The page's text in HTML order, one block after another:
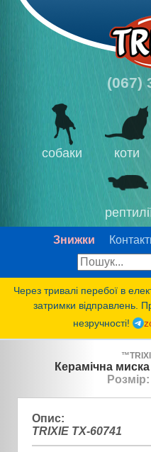
(067)
собаки коти
Знижки
Через тривалі перебої в
затримки відправлень.
незручності!
™
Керамічна
Опис:
TRIXIE TX-60741